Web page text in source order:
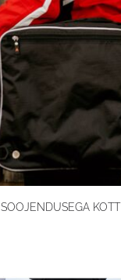
SOOJENDUSEGA KOTT